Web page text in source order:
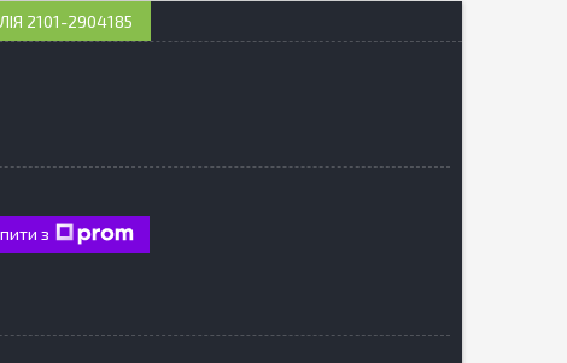
2101-2904185
з